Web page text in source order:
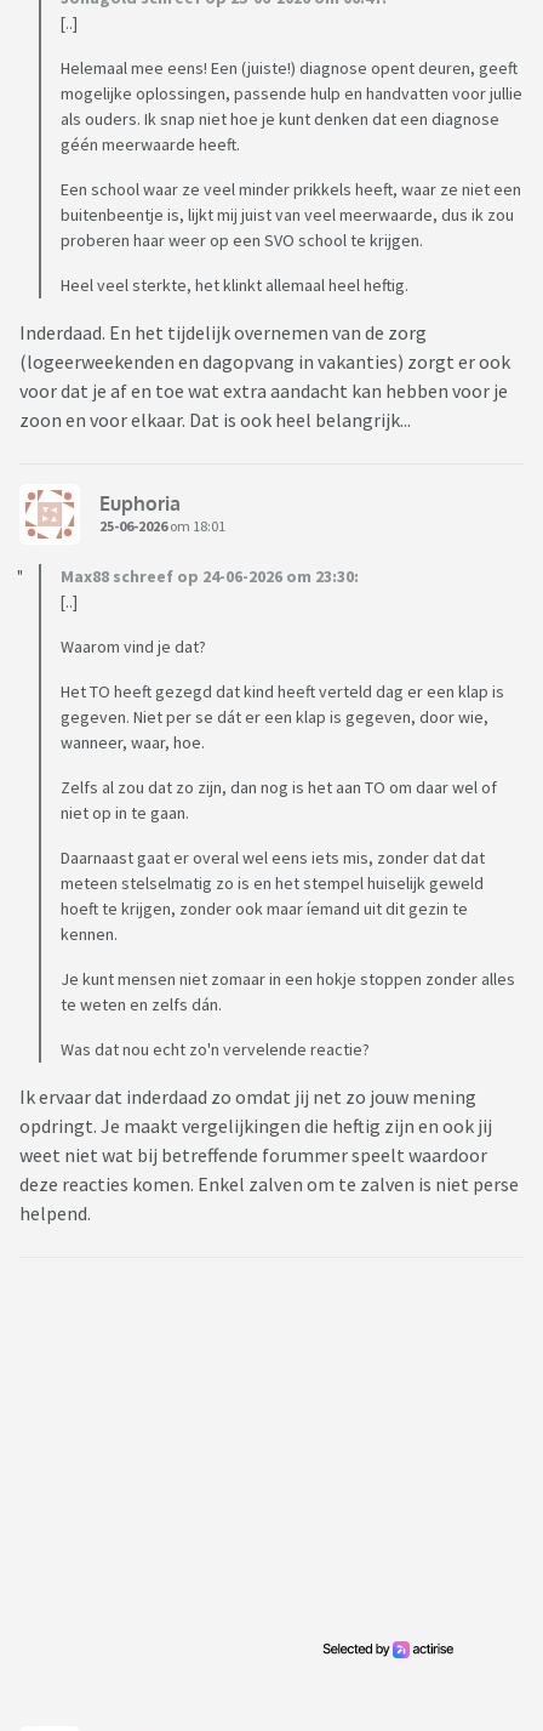
[..]
Helemaal mee eens! Een (juiste!) diagnose opent deuren, geeft
mogelijke oplossingen, passende hulp en handvatten voor jullie
als ouders. Ik snap niet hoe je kunt denken dat een diagnose
géén meerwaarde heeft.
Een school waar ze veel minder prikkels heeft, waar ze niet een
buitenbeentje is, lijkt mij juist van veel meerwaarde, dus ik zou
proberen haar weer op een SVO school te krijgen.
Heel veel sterkte, het klinkt allemaal heel heftig.
Inderdaad. En het tijdelijk overnemen van de zorg
(logeerweekenden en dagopvang in vakanties) zorgt er ook
voor dat je af en toe wat extra aandacht kan hebben voor je
zoon en voor elkaar. Dat is ook heel belangrijk...
Euphoria
25-06-2026om 18:01
Max88 schreef op 24-06-2026 om 23:30:
[..]
Waarom vind je dat?
Het TO heeft gezegd dat kind heeft verteld dag er een klap is
gegeven. Niet per se dát er een klap is gegeven, door wie,
wanneer, waar, hoe.
Zelfs al zou dat zo zijn, dan nog is het aan TO om daar wel of
niet op in te gaan.
Daarnaast gaat er overal wel eens iets mis, zonder dat dat
meteen stelselmatig zo is en het stempel huiselijk geweld
hoeft te krijgen, zonder ook maar íemand uit dit gezin te
kennen.
Je kunt mensen niet zomaar in een hokje stoppen zonder alles
te weten en zelfs dán.
Was dat nou echt zo'n vervelende reactie?
Ik ervaar dat inderdaad zo omdat jij net zo jouw mening
opdringt. Je maakt vergelijkingen die heftig zijn en ook jij
weet niet wat bij betreffende forummer speelt waardoor
deze reacties komen. Enkel zalven om te zalven is niet perse
helpend.